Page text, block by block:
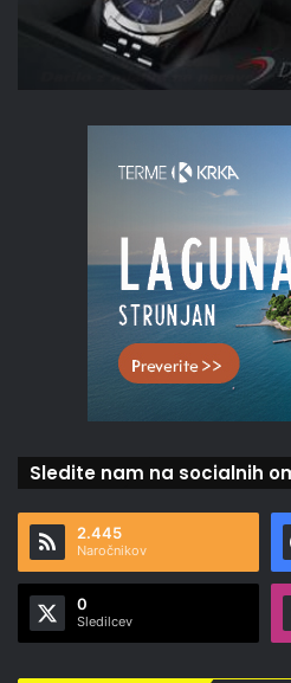
Sledite nam na socialnih
2.445
Naročnikov
0
Sledilcev